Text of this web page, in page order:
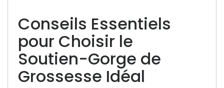
Conseils Essentiels
pour Choisir le
Soutien-Gorge de
Grossesse Idéal